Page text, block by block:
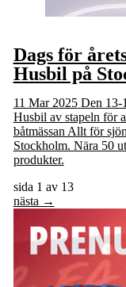
Dags för
Husbil på
11 Mar 2025 Den 13-
Husbil av stapeln för
båtmässan Allt för
Stockholm. Nära 50
produkter.
sida 1 av 13
nästa →